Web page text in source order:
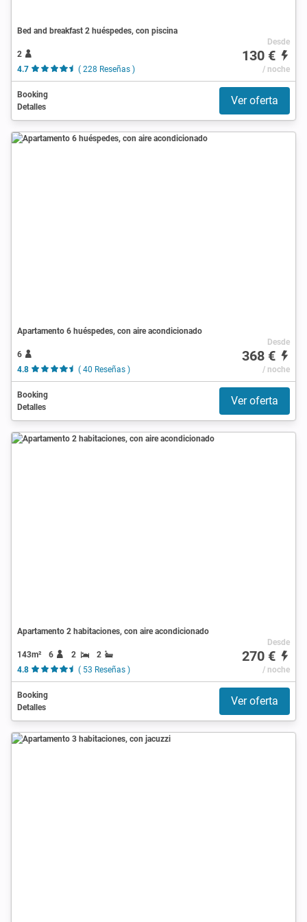
Bed and breakfast 2 huéspedes, con piscina
2
4.7
( 228 Reseñas )
Desde
130 €
/ noche
Booking
Detalles
Ver oferta
Apartamento 6 huéspedes, con aire acondicionado
6
4.8
( 40 Reseñas )
Desde
368 €
/ noche
Booking
Detalles
Ver oferta
Apartamento 2 habitaciones, con aire acondicionado
143m² 6 2
2
4.8
( 53 Reseñas )
Desde
270 €
/ noche
Booking
Detalles
Ver oferta